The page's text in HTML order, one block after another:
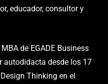
educador, consultor y
de EGADE Business
autodidacta desde los 17
Thinking en el